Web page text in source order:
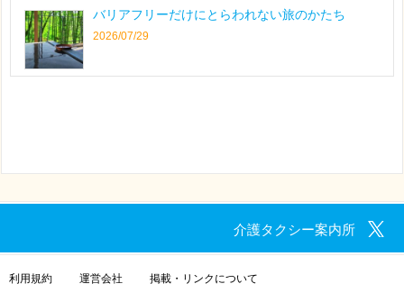
バリアフリーだけにとらわれない旅のかたち
2026/07/29
介護タクシー案内所
利用規約 運営会社 掲載・リンクについて